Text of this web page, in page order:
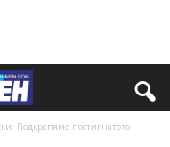
Подкрепяме постигнатото